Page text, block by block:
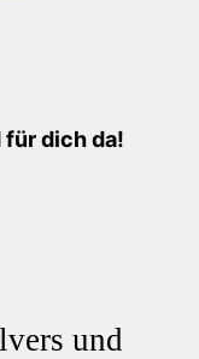
für dich da!
und